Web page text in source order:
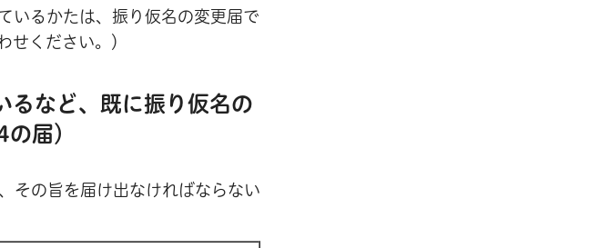
いるかたは、振り仮名の変更届で
せください。）
るなど、既に振り仮名の
届）
その旨を届け出なければならない